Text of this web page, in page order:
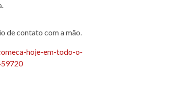
de contato com a mão.